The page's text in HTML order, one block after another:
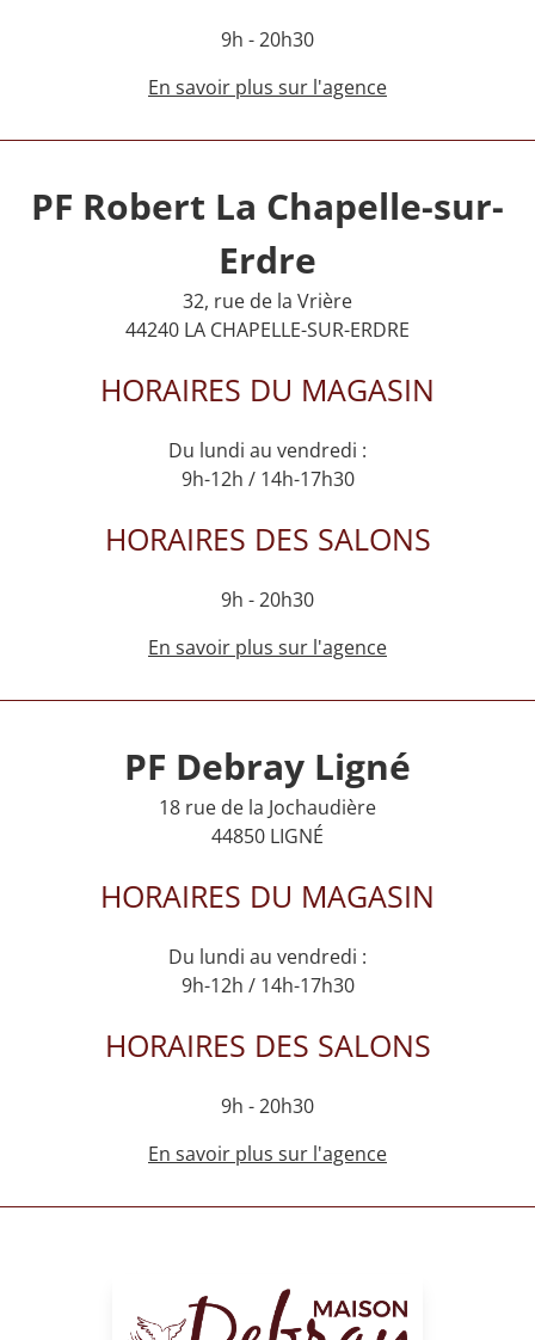
9h - 20h30
En savoir plus sur l'agence
PF Robert La Chapelle-sur-
Erdre
32, rue de la Vrière
44240 LA CHAPELLE-SUR-ERDRE
HORAIRES DU MAGASIN
Du lundi au vendredi :
9h-12h / 14h-17h30
HORAIRES DES SALONS
9h - 20h30
En savoir plus sur l'agence
PF Debray Ligné
18 rue de la Jochaudière
44850 LIGNÉ
HORAIRES DU MAGASIN
Du lundi au vendredi :
9h-12h / 14h-17h30
HORAIRES DES SALONS
9h - 20h30
En savoir plus sur l'agence